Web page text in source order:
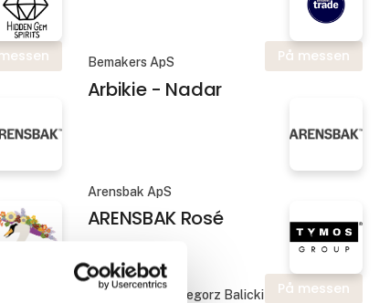
På messen
Bemakers ApS
Arbikie - Nadar
Arensbak ApS
ARENSBAK Rosé
På messen
P.P.H. Tymos Grzegorz Balicki